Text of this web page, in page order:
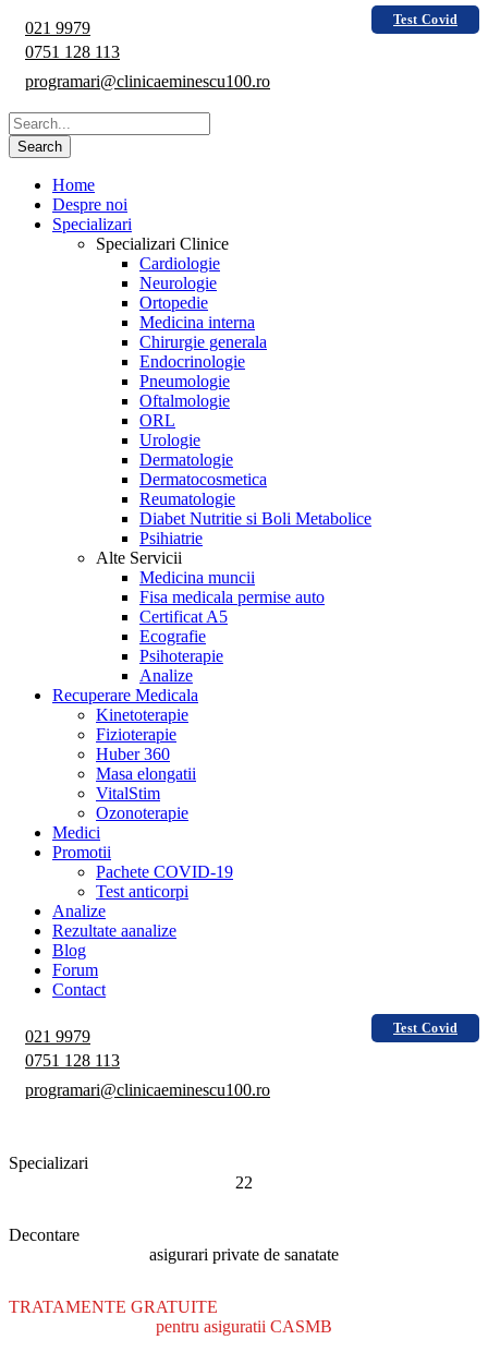
021 9979
0751 128 113
programari@clinicaeminescu100.ro
Test Covid
Home
Despre noi
Specializari
Specializari Clinice
Cardiologie
Neurologie
Ortopedie
Medicina interna
Chirurgie generala
Endocrinologie
Pneumologie
Oftalmologie
ORL
Urologie
Dermatologie
Dermatocosmetica
Reumatologie
Diabet Nutritie si Boli Metabolice
Psihiatrie
Alte Servicii
Medicina muncii
Fisa medicala permise auto
Certificat A5
Ecografie
Psihoterapie
Analize
Recuperare Medicala
Kinetoterapie
Fizioterapie
Huber 360
Masa elongatii
VitalStim
Ozonoterapie
Medici
Promotii
Pachete COVID-19
Test anticorpi
Analize
Rezultate aanalize
Blog
Forum
Contact
021 9979
0751 128 113
programari@clinicaeminescu100.ro
Test Covid
Specializari
22
Decontare
asigurari private de sanatate
TRATAMENTE GRATUITE
pentru asiguratii CASMB